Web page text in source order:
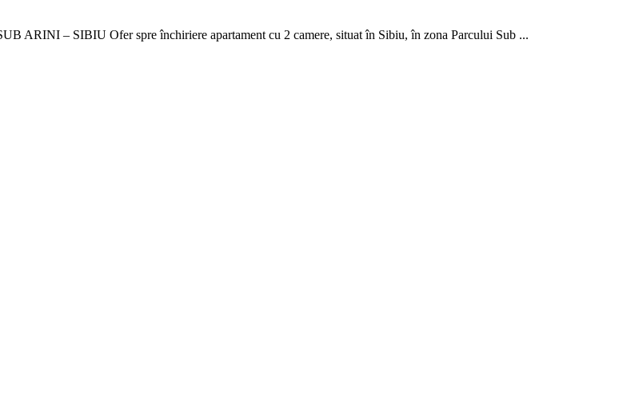
– SIBIU Ofer spre închiriere apartament cu 2 camere, situat în Sibiu, în zona Parcului Sub ...